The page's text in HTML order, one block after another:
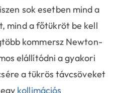
sok esetben mind a
mind a főtükröt be kell
kommersz Newton-
elállítódni a gyakori
a tükrös távcsöveket
kollimációs